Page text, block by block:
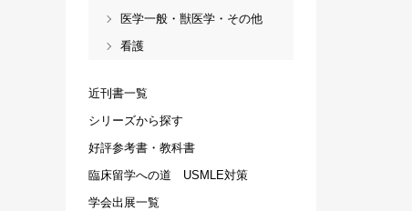
医学一般・獣医学・その他
看護
近刊書一覧
シリーズから探す
好評参考書・教科書
臨床留学への道 USMLE対策
学会出展一覧